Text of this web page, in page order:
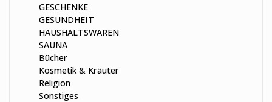
GESCHENKE
GESUNDHEIT
HAUSHALTSWAREN
SAUNA
Bücher
Kosmetik & Kräuter
Religion
Sonstiges